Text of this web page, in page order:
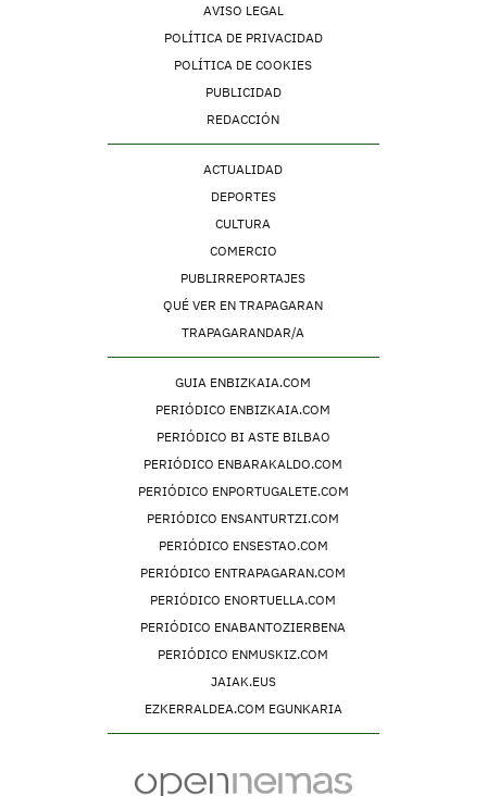
AVISO LEGAL
POLÍTICA DE PRIVACIDAD
POLÍTICA DE COOKIES
PUBLICIDAD
REDACCIÓN
ACTUALIDAD
DEPORTES
CULTURA
COMERCIO
PUBLIRREPORTAJES
QUÉ VER EN TRAPAGARAN
TRAPAGARANDAR/A
GUIA ENBIZKAIA.COM
PERIÓDICO ENBIZKAIA.COM
PERIÓDICO BI ASTE BILBAO
PERIÓDICO ENBARAKALDO.COM
PERIÓDICO ENPORTUGALETE.COM
PERIÓDICO ENSANTURTZI.COM
PERIÓDICO ENSESTAO.COM
PERIÓDICO ENTRAPAGARAN.COM
PERIÓDICO ENORTUELLA.COM
PERIÓDICO ENABANTOZIERBENA
PERIÓDICO ENMUSKIZ.COM
JAIAK.EUS
EZKERRALDEA.COM EGUNKARIA